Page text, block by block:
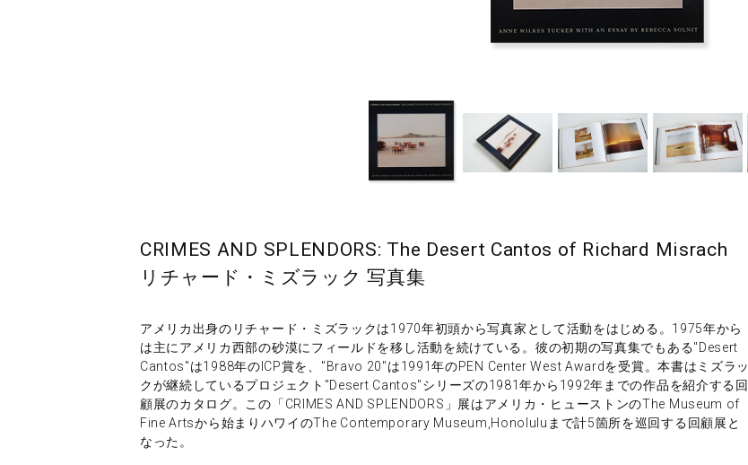
CRIMES AND SPLENDORS: The Desert Cantos of Richard Misrach
リチャード・ミズラック 写真集
アメリカ出身のリチャード・ミズラックは1970年初頭から写真家として活動をはじめる。1975年から
は主にアメリカ西部の砂漠にフィールドを移し活動を続けている。彼の初期の写真集でもある"Desert
Cantos"は1988年のICP賞を、"Bravo 20"は1991年のPEN Center West Awardを受賞。本書はミズラッ
クが継続しているプロジェクト"Desert Cantos"シリーズの1981年から1992年までの作品を紹介する回
顧展のカタログ。この「CRIMES AND SPLENDORS」展はアメリカ・ヒューストンのThe Museum of
Fine Artsから始まりハワイのThe Contemporary Museum,Honoluluまで計5箇所を巡回する回顧展と
なった。